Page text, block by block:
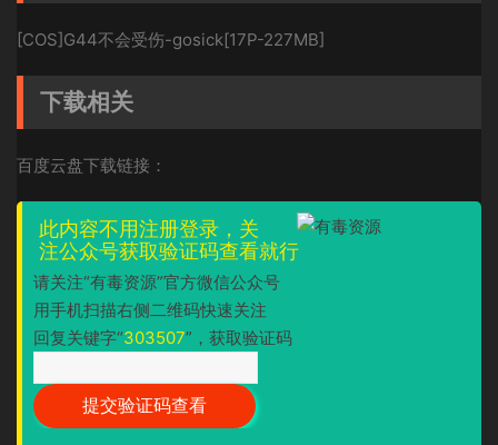
[COS]G44不会受伤-gosick[17P-227MB]
下载相关
百度云盘下载链接：
此内容不用注册登录，关
注公众号获取验证码查看就行
请关注“有毒资源”官方微信公众号
用手机扫描右侧二维码快速关注
回复关键字“303507”，获取验证码